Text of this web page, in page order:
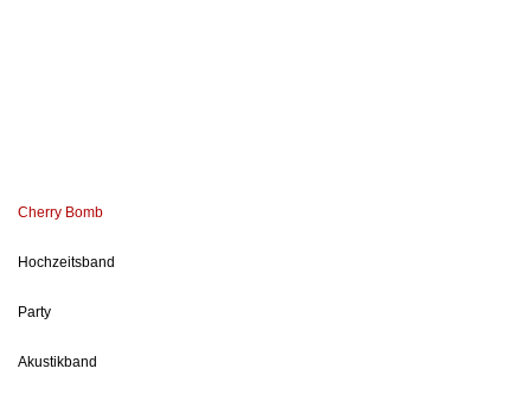
Cherry Bomb
Hochzeitsband
Party
Akustikband